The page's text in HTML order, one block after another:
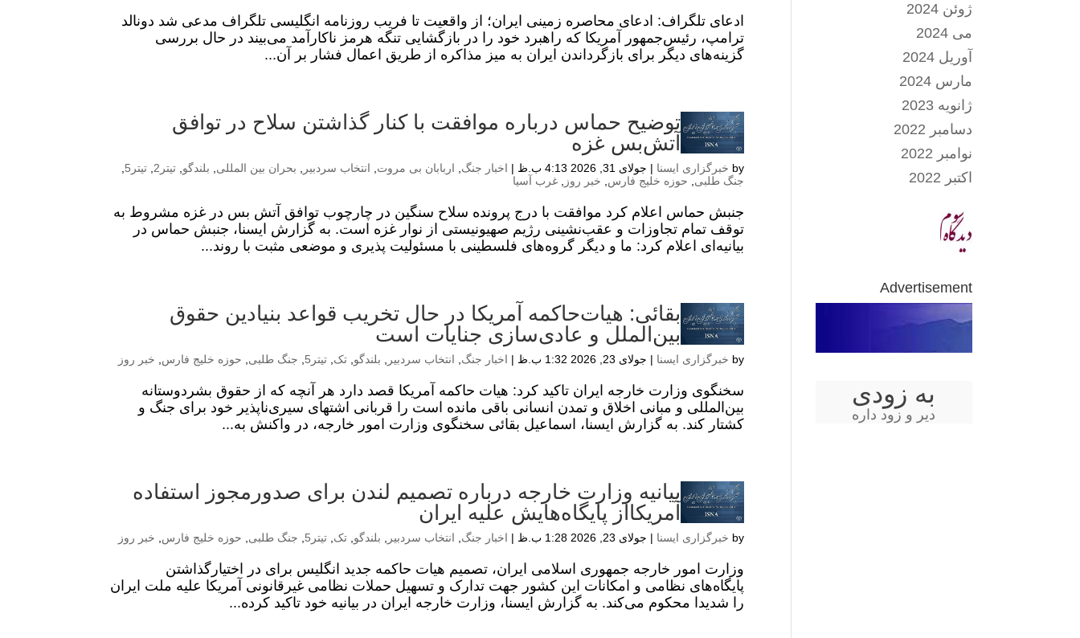
ادعای تلگراف: ادعای محاصره زمینی ایران؛ از واقعیت تا فریب روزنامه انگلیسی تلگراف مدعی شد دونالد
ترامپ، رئیس‌جمهور آمریکا که راهبرد خود را در بازگشایی تنگه هرمز ناکارآمد می‌بیند در حال بررسی
گزینه‌های دیگر برای بازگرداندن ایران به میز مذاکره از طریق اعمال فشار بر آن...
توضیح حماس درباره موافقت با کنار گذاشتن سلاح‌ در توافق
آتش‌بس غزه
by خبرگزاری ایسنا | جولای 31, 2026 4:13 ب.ظ | اخبار جنگ اربابان بی مروت انتخاب سردبیر بحران بین المللی بلندگو تیتر2 تیتر5
جنگ طلبی
حوزه خلیج فارس خبر روز غرب آسیا
جنبش حماس اعلام کرد موافقت با درج پرونده سلاح سنگین در چارچوب توافق آتش بس در غزه مشروط به
توقف تمام تجاوزات و عقب‌نشینی رژیم صهیونیستی از نوار غزه است. به گزارش ایسنا، جنبش حماس در
بیانیه‌ای اعلام کرد: ما و دیگر گروه‌های فلسطینی با مسئولیت پذیری و موضعی مثبت با روند...
بقائی: هیات‌حاکمه آمریکا در حال تخریب قواعد بنیادین حقوق
بین‌الملل و عادی‌سازی جنایات است
by خبرگزاری ایسنا | جولای 23, 2026 1:32 ب.ظ | اخبار جنگ انتخاب سردبیر بلندگو تک تیتر5 جنگ طلبی حوزه خلیج فارس خبر روز
سخنگوی وزارت خارجه ایران تاکید کرد: هیات حاکمه آمریکا قصد دارد هر آنچه که از حقوق بشردوستانه
بین‌المللی و مبانی اخلاق و تمدن انسانی باقی مانده است را قربانی اشتهای سیری‌ناپذیر خود برای جنگ و
کشتار کند. به گزارش ایسنا، اسماعیل بقائی سخنگوی وزارت امور خارجه، در واکنش به...
بیانیه وزارت خارجه درباره تصمیم لندن برای صدورمجوز استفاده
آمریکااز پایگاه‌هایش علیه ایران
by خبرگزاری ایسنا | جولای 23, 2026 1:28 ب.ظ | اخبار جنگ انتخاب سردبیر بلندگو تک تیتر5 جنگ طلبی حوزه خلیج فارس خبر روز
وزارت امور خارجه جمهوری اسلامی ایران، تصمیم هیات حاکمه جدید انگلیس برای در اختیارگذاشتن
پایگاه‌های نظامی و امکانات این کشور جهت تدارک و تسهیل حملات نظامی غیرقانونی آمریکا علیه ملت ایران
را شدیدا محکوم می‌کند. به گزارش ایسنا، وزارت خارجه ایران در بیانیه خود تاکید کرده...
ژوئن 2024
می 2024
آوریل 2024
مارس 2024
ژانویه 2023
دسامبر 2022
نوامبر 2022
اکتبر 2022
Advertisement
به زودی
دیر و زود داره